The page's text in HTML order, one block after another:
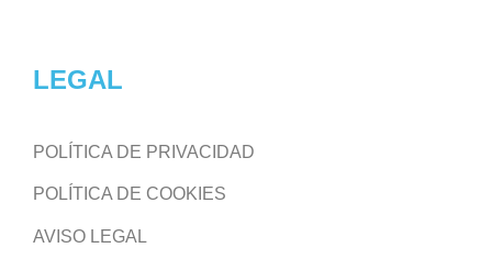
LEGAL
POLÍTICA DE PRIVACIDAD
POLÍTICA DE COOKIES
AVISO LEGAL